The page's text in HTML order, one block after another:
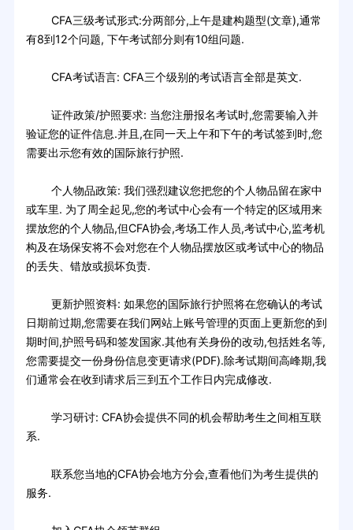
CFA三级考试形式:分两部分,上午是建构题型(文章),通常
有8到12个问题, 下午考试部分则有10组问题.
CFA考试语言: CFA三个级别的考试语言全部是英文.
证件政策/护照要求: 当您注册报名考试时,您需要输入并
验证您的证件信息.并且,在同一天上午和下午的考试签到时,您
需要出示您有效的国际旅行护照.
个人物品政策: 我们强烈建议您把您的个人物品留在家中
或车里. 为了周全起见,您的考试中心会有一个特定的区域用来
摆放您的个人物品,但CFA协会,考场工作人员,考试中心,监考机
构及在场保安将不会对您在个人物品摆放区或考试中心的物品
的丢失、错放或损坏负责.
更新护照资料: 如果您的国际旅行护照将在您确认的考试
日期前过期,您需要在我们网站上账号管理的页面上更新您的到
期时间,护照号码和签发国家.其他有关身份的改动,包括姓名等,
您需要提交一份身份信息变更请求(PDF).除考试期间高峰期,我
们通常会在收到请求后三到五个工作日内完成修改.
学习研讨: CFA协会提供不同的机会帮助考生之间相互联
系.
联系您当地的CFA协会地方分会,查看他们为考生提供的
服务.